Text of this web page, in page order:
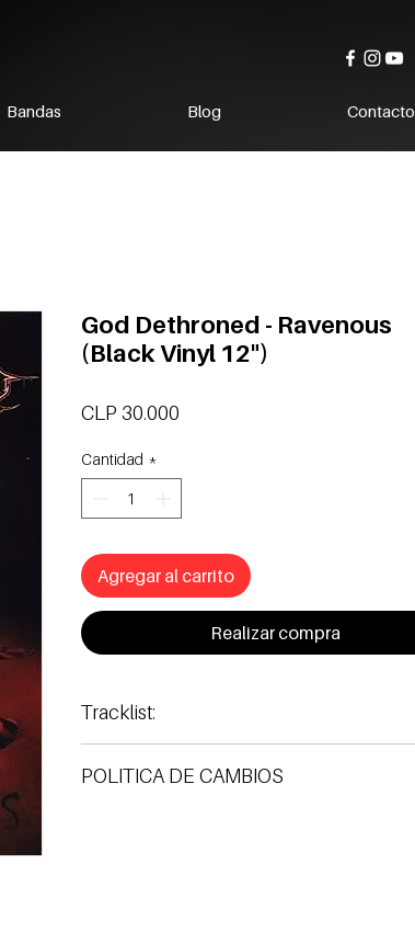
Bandas Blog Contacto
God Dethroned - Ravenous
(Black Vinyl 12")
CLP 30.000
Cantidad *
Agregar al carrito
Realizar compra
Tracklist:
POLITICA DE CAMBIOS